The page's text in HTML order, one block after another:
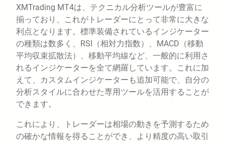
XMTrading MT4は、テクニカル分析ツールが豊富に
揃っており、これがトレーダーにとって非常に大きな
利点となります。標準装備されているインジケーター
の種類は数多く、RSI（相対力指数）、MACD（移動
平均収束拡散法）、移動平均線など、一般的に利用さ
れるインジケーターを全て網羅しています。これに加
えて、カスタムインジケーターも追加可能で、自分の
分析スタイルに合わせた専用ツールを活用することが
できます。
これにより、トレーダーは相場の動きを予測するため
の確かな情報を得ることができ、より精度の高い取引